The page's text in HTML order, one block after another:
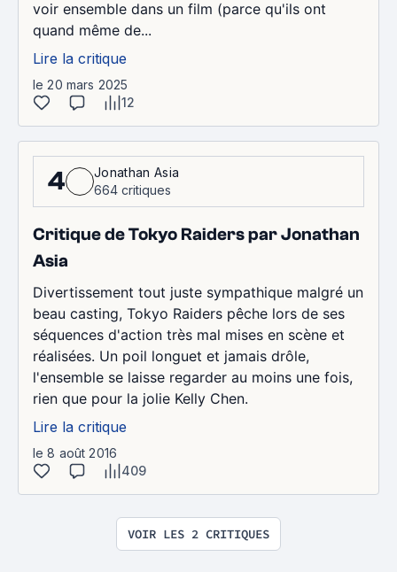
voir ensemble dans un film (parce qu'ils ont
quand même de...
Lire la critique
le 20 mars 2025
12
4
Jonathan Asia
664 critiques
Critique de Tokyo Raiders par Jonathan
Asia
Divertissement tout juste sympathique malgré un
beau casting, Tokyo Raiders pêche lors de ses
séquences d'action très mal mises en scène et
réalisées. Un poil longuet et jamais drôle,
l'ensemble se laisse regarder au moins une fois,
rien que pour la jolie Kelly Chen.
Lire la critique
le 8 août 2016
409
VOIR LES 2 CRITIQUES